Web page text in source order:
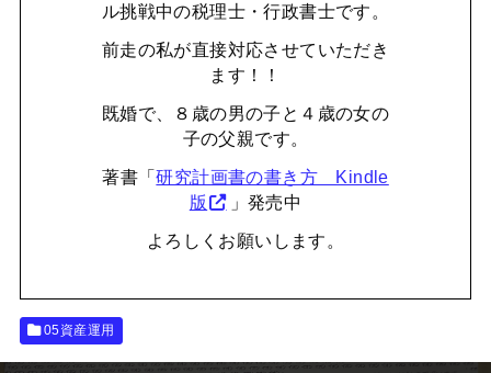
ル挑戦中の税理士・行政書士です。
前走の私が直接対応させていただき
ます！！
既婚で、８歳の男の子と４歳の女の
子の父親です。
著書「研究計画書の書き方 Kindle
版
」発売中
よろしくお願いします。
05資産運用